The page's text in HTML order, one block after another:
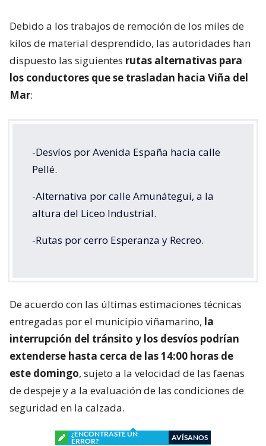
Debido a los trabajos de remoción de los miles de
kilos de material desprendido, las autoridades han
dispuesto las siguientes rutas alternativas para
los conductores que se trasladan hacia Viña del
Mar:
-Desvíos por Avenida España hacia calle
Pellé.
-Alternativa por calle Amunátegui, a la
altura del Liceo Industrial.
-Rutas por cerro Esperanza y Recreo.
De acuerdo con las últimas estimaciones técnicas
entregadas por el municipio viñamarino, la
interrupción del tránsito y los desvíos podrían
extenderse hasta cerca de las 14:00 horas de
este domingo, sujeto a la velocidad de las faenas
de despeje y a la evaluación de las condiciones de
seguridad en la calzada.
¿ENCONTRASTE UN
ERROR?
AVÍSANOS